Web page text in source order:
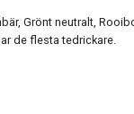
Grönt neutralt,
de flesta tedrickare.